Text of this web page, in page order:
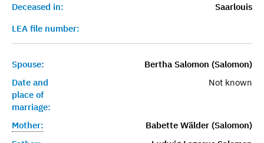
Deceased in:
Saarlouis
LEA file number:
Spouse:
Bertha Salomon (Salomon)
Date and
place of
marriage:
Not known
Mother:
Babette Wälder (Salomon)